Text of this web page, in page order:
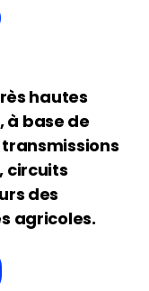
hautes
à base de
circuits
des
agricoles.